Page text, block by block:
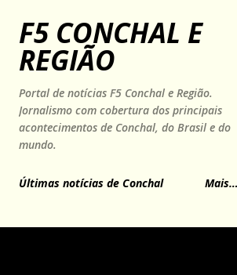
Pular para o conteúdo
F5 CONCHAL E
REGIÃO
Portal de notícias F5 Conchal e Região.
Jornalismo com cobertura dos principais
acontecimentos de Conchal, do Brasil e do
mundo.
Últimas notícias de Conchal Mais…